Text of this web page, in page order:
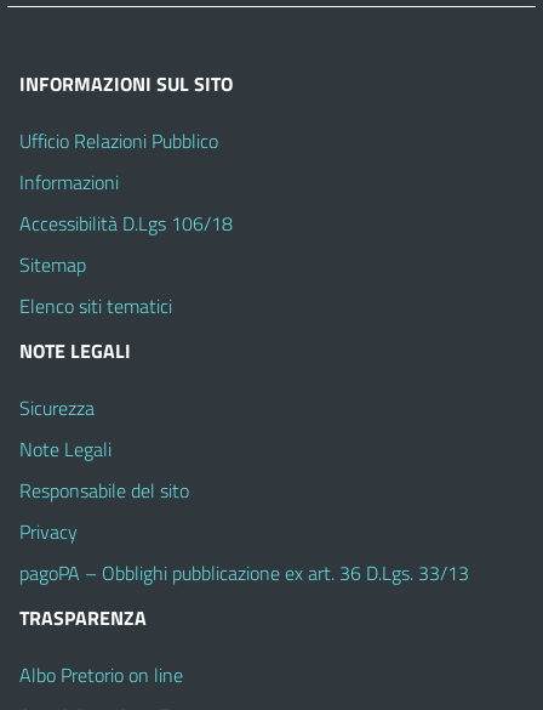
INFORMAZIONI SUL SITO
Ufficio Relazioni Pubblico
Informazioni
Accessibilità D.Lgs 106/18
Sitemap
Elenco siti tematici
NOTE LEGALI
Sicurezza
Note Legali
Responsabile del sito
Privacy
pagoPA – Obblighi pubblicazione ex art. 36 D.Lgs. 33/13
TRASPARENZA
Albo Pretorio on line